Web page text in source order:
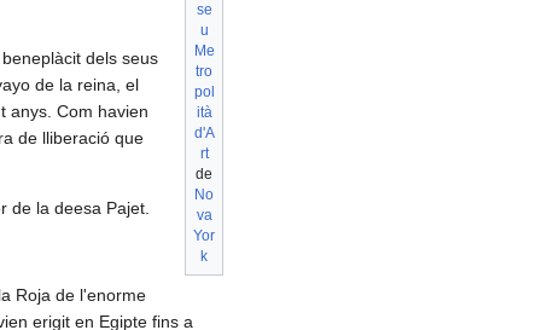
se
u
Me
tro
pol
ità
d'A
rt
de
No
va
Yor
k
dels seus
de la reina, el
anys. Com havien
de lliberació que
de la deesa Pajet.
Roja de l'enorme
erigit en Egipte fins a